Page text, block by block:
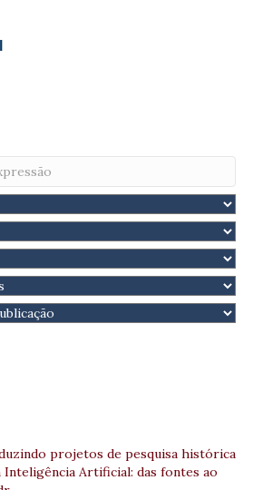
projetos de pesquisa histórica
Inteligência Artificial: das fontes ao